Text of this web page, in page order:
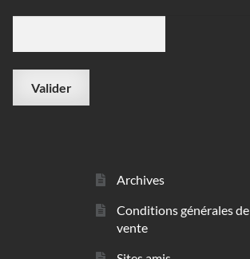
Archives
Conditions générales de
vente